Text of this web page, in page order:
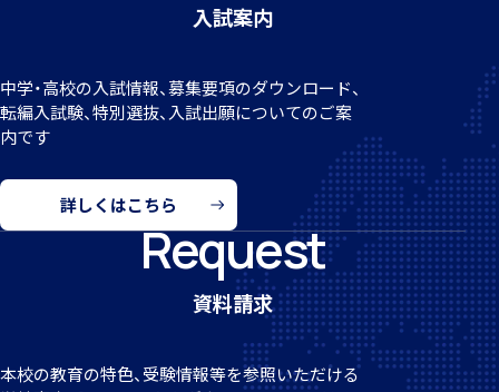
入試案内
中学・高校の入試情報、募集要項のダウンロード、
転編入試験、特別選抜、入試出願についてのご案
内です
詳しくはこちら
Request
資料請求
本校の教育の特色、受験情報等を参照いただける
個人課題研究